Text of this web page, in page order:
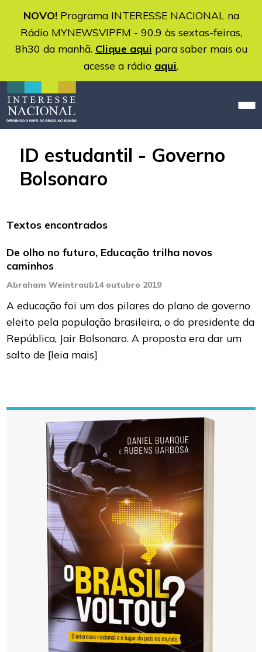
NOVO!Programa INTERESSE NACIONAL na
Rádio MYNEWSVIPFM - 90.9 às sextas-feiras,
8h30 da manhã. Clique aqui para saber mais ou
acesse a rádio aqui.
ID estudantil - Governo
Bolsonaro
Textos encontrados
De olho no futuro, Educação trilha novos
caminhos
Abraham Weintraub14 outubro 2019
A educação foi um dos pilares do plano de governo
eleito pela população brasileira, o do presidente da
República, Jair Bolsonaro. A proposta era dar um
salto de [leia mais]